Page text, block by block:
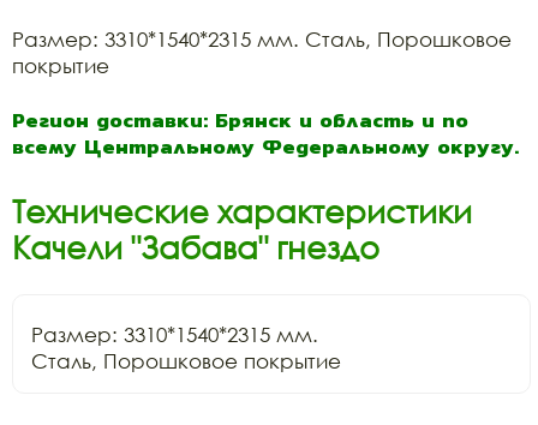
Размер: 3310*1540*2315 мм. Сталь, Порошковое
покрытие
Регион доставки: Брянск и область и по
всему Центральному Федеральному округу.
Технические характеристики
Качели "Забава" гнездо
Размер: 3310*1540*2315 мм.
Сталь, Порошковое покрытие